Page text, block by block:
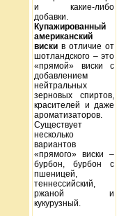
и какие-либо
добавки.
Купажированный
американский
виски в отличие от
шотландского – это
«прямой» виски с
добавлением
нейтральных
зерновых спиртов,
красителей и даже
ароматизаторов.
Существует
несколько
вариантов
«прямого» виски –
бурбон, бурбон с
пшеницей,
теннессийский,
ржаной и
кукурузный.